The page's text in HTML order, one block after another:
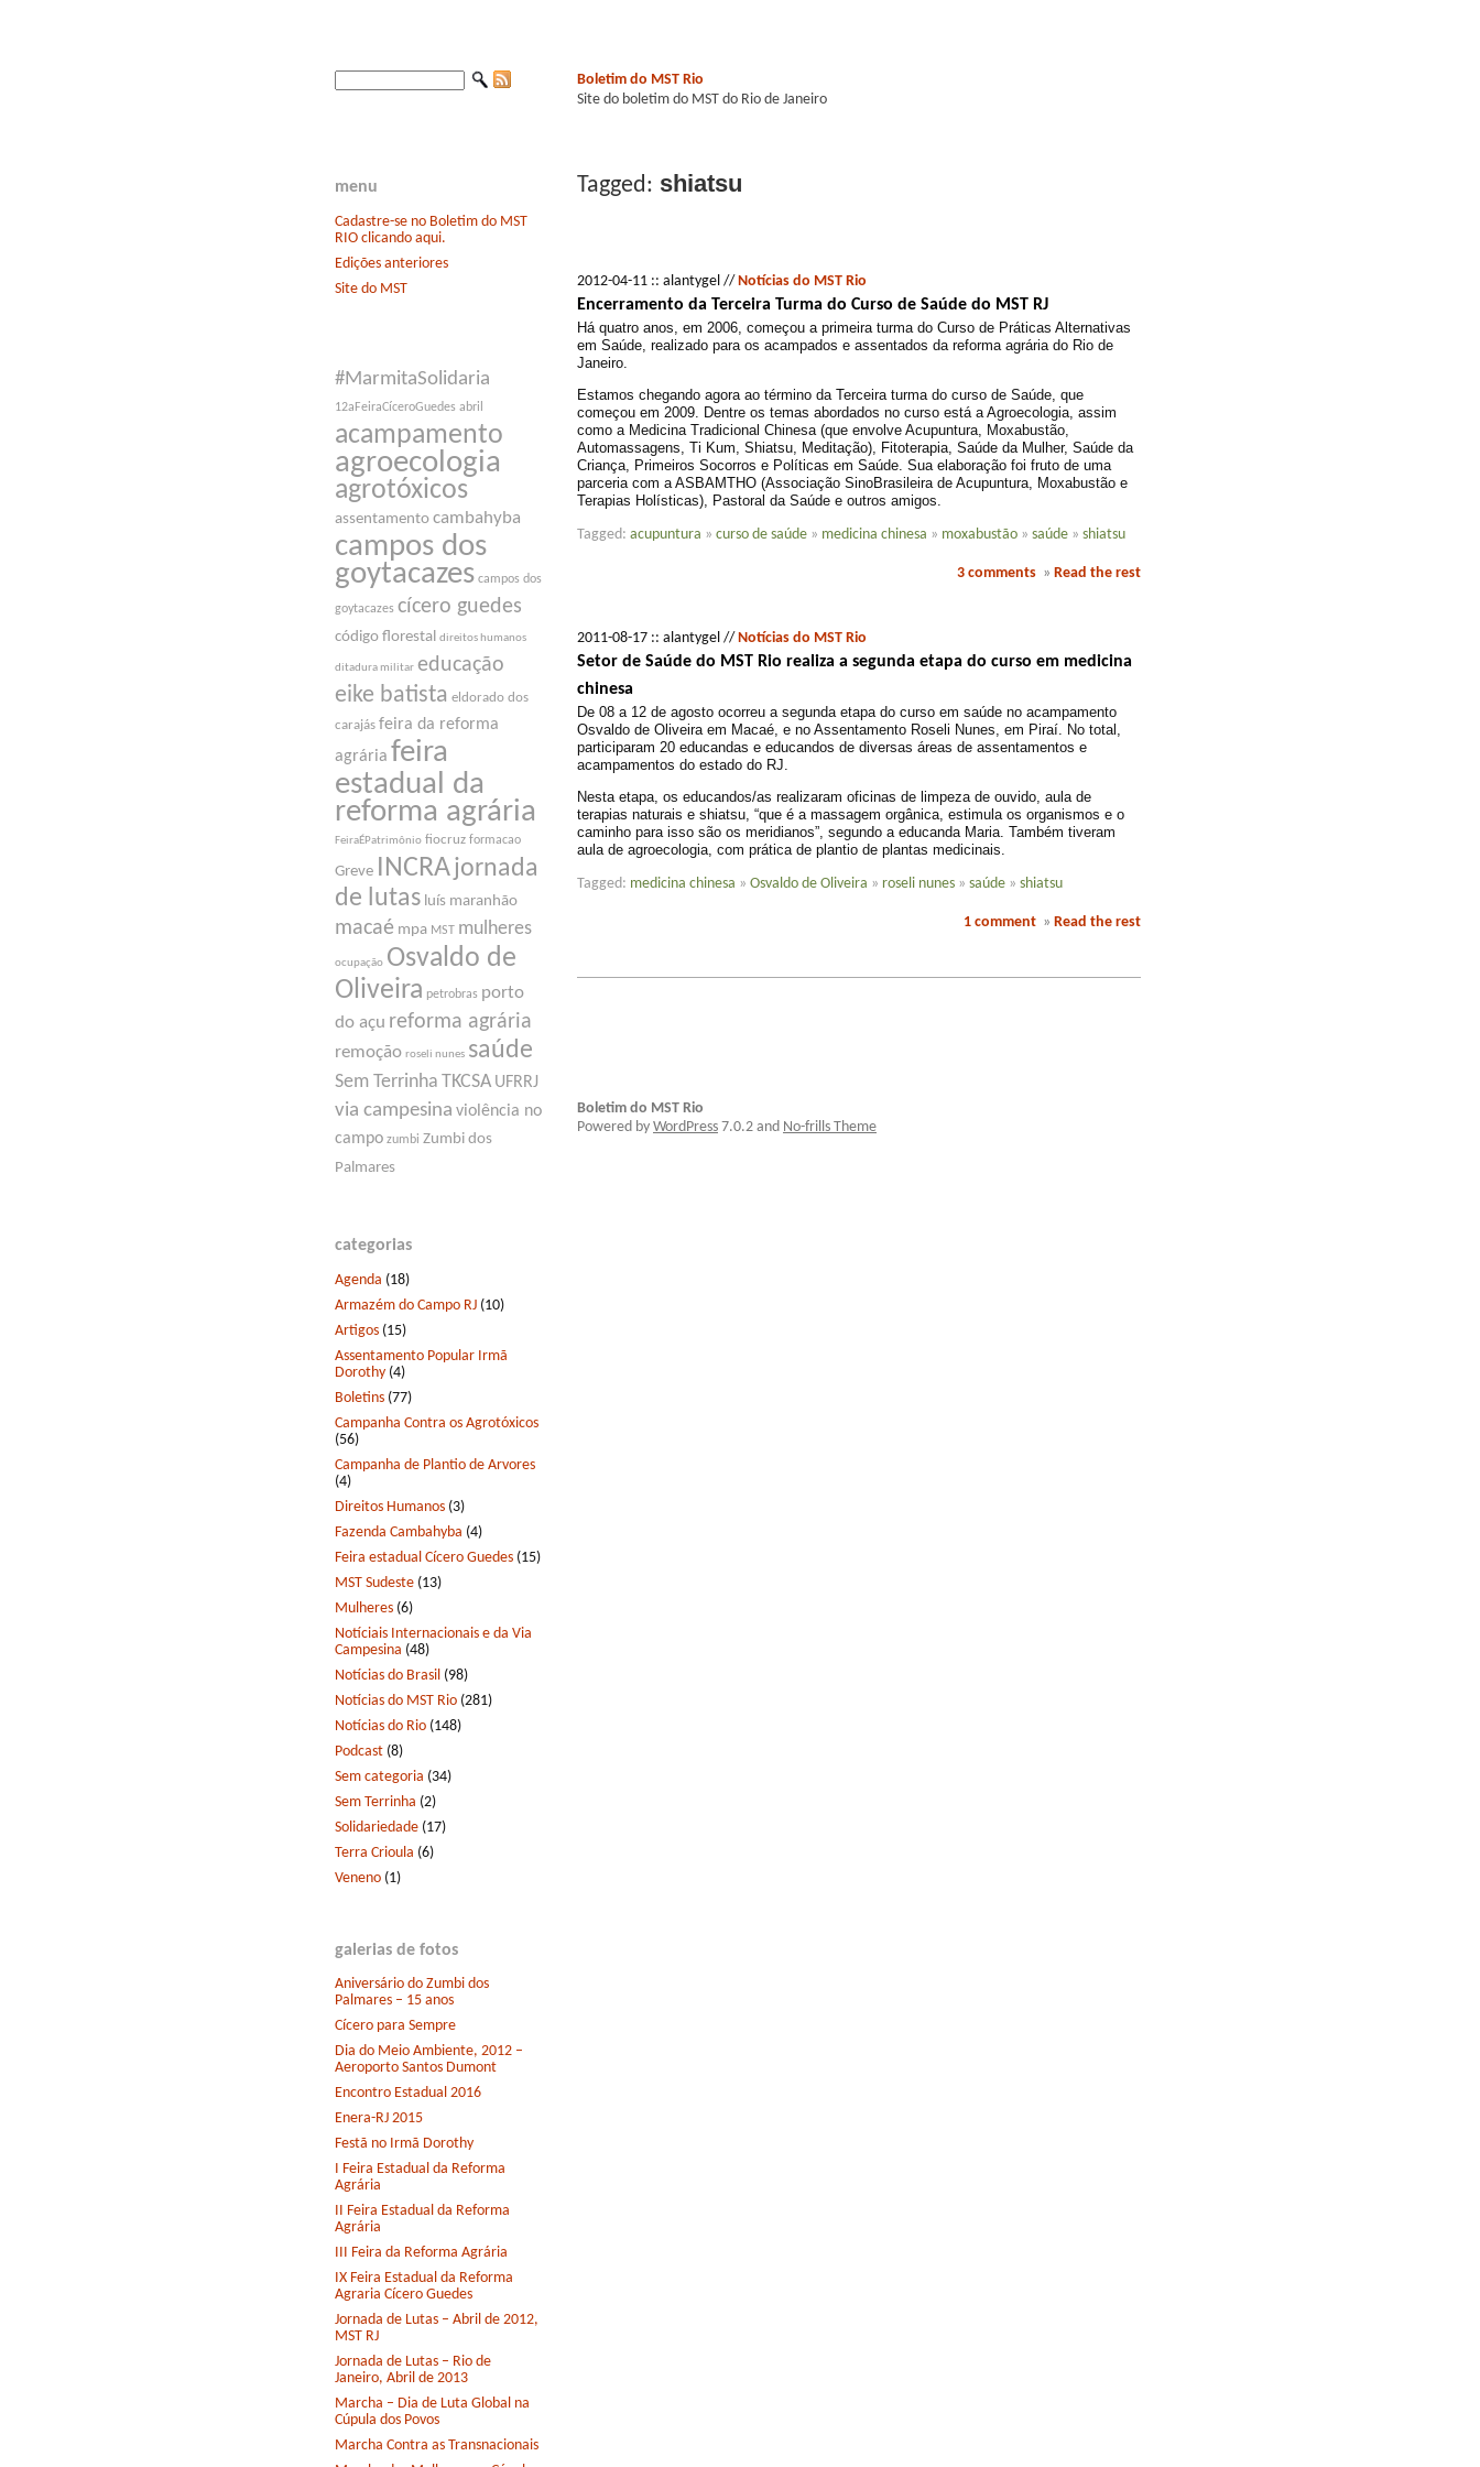
menu
Cadastre-se no Boletim do MST
RIO clicando aqui.
Edições anteriores
Site do MST
#MarmitaSolidaria
12aFeiraCíceroGuedes abril
acampamento
agroecologia
agrotóxicos
assentamento cambahyba
campos dos
goytacazes campos dos
goytacazes cícero guedes
código florestal direitos humanos
ditadura militar educação
eike batista eldorado dos
carajás feira da reforma
agrária feira
estadual da
reforma agrária
FeiraÉPatrimônio fiocruz formacao
Greve INCRA jornada
de lutas luís maranhão
macaé mpa MST mulheres
ocupação Osvaldo de
Oliveira petrobras porto
do açu reforma agrária
remoção roseli nunes saúde
Sem Terrinha TKCSA UFRRJ
via campesina violência no
campo zumbi Zumbi dos
Palmares
categorias
Agenda (18)
Armazém do Campo RJ (10)
Artigos (15)
Assentamento Popular Irmã
Dorothy (4)
Boletins (77)
Campanha Contra os Agrotóxicos
(56)
Campanha de Plantio de Arvores
(4)
Direitos Humanos (3)
Fazenda Cambahyba (4)
Feira estadual Cícero Guedes (15)
MST Sudeste (13)
Mulheres (6)
Notíciais Internacionais e da Via
Campesina (48)
Notícias do Brasil (98)
Notícias do MST Rio (281)
Notícias do Rio (148)
Podcast (8)
Sem categoria (34)
Sem Terrinha (2)
Solidariedade (17)
Terra Crioula (6)
Veneno (1)
galerias de fotos
Aniversário do Zumbi dos
Palmares – 15 anos
Cícero para Sempre
Dia do Meio Ambiente, 2012 –
Aeroporto Santos Dumont
Encontro Estadual 2016
Enera-RJ 2015
Festã no Irmã Dorothy
I Feira Estadual da Reforma
Agrária
II Feira Estadual da Reforma
Agrária
III Feira da Reforma Agrária
IX Feira Estadual da Reforma
Agraria Cícero Guedes
Jornada de Lutas – Abril de 2012,
MST RJ
Jornada de Lutas – Rio de
Janeiro, Abril de 2013
Marcha – Dia de Luta Global na
Cúpula dos Povos
Marcha Contra as Transnacionais
Boletim do MST Rio
Site do boletim do MST do Rio de Janeiro
Tagged: shiatsu
2012-04-11 :: alantygel // Notícias do MST Rio
Encerramento da Terceira Turma do Curso de Saúde do MST RJ
Há quatro anos, em 2006, começou a primeira turma do Curso de Práticas Alternativas
em Saúde, realizado para os acampados e assentados da reforma agrária do Rio de
Janeiro.
Estamos chegando agora ao término da Terceira turma do curso de Saúde, que
começou em 2009. Dentre os temas abordados no curso está a Agroecologia, assim
como a Medicina Tradicional Chinesa (que envolve Acupuntura, Moxabustão,
Automassagens, Ti Kum, Shiatsu, Meditação), Fitoterapia, Saúde da Mulher, Saúde da
Criança, Primeiros Socorros e Políticas em Saúde. Sua elaboração foi fruto de uma
parceria com a ASBAMTHO (Associação SinoBrasileira de Acupuntura, Moxabustão e
Terapias Holísticas), Pastoral da Saúde e outros amigos.
Tagged: acupuntura » curso de saúde » medicina chinesa » moxabustão » saúde » shiatsu
3 comments » Read the rest
2011-08-17 :: alantygel // Notícias do MST Rio
Setor de Saúde do MST Rio realiza a segunda etapa do curso em medicina
chinesa
De 08 a 12 de agosto ocorreu a segunda etapa do curso em saúde no acampamento
Osvaldo de Oliveira em Macaé, e no Assentamento Roseli Nunes, em Piraí. No total,
participaram 20 educandas e educandos de diversas áreas de assentamentos e
acampamentos do estado do RJ.
Nesta etapa, os educandos/as realizaram oficinas de limpeza de ouvido, aula de
terapias naturais e shiatsu, “que é a massagem orgânica, estimula os organismos e o
caminho para isso são os meridianos”, segundo a educanda Maria. Também tiveram
aula de agroecologia, com prática de plantio de plantas medicinais.
Tagged: medicina chinesa » Osvaldo de Oliveira » roseli nunes » saúde » shiatsu
1 comment » Read the rest
Boletim do MST Rio
Powered by WordPress 7.0.2 and No-frills Theme